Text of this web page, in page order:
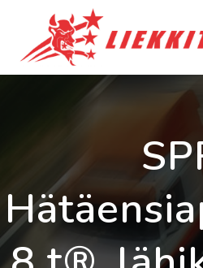
sisältöön